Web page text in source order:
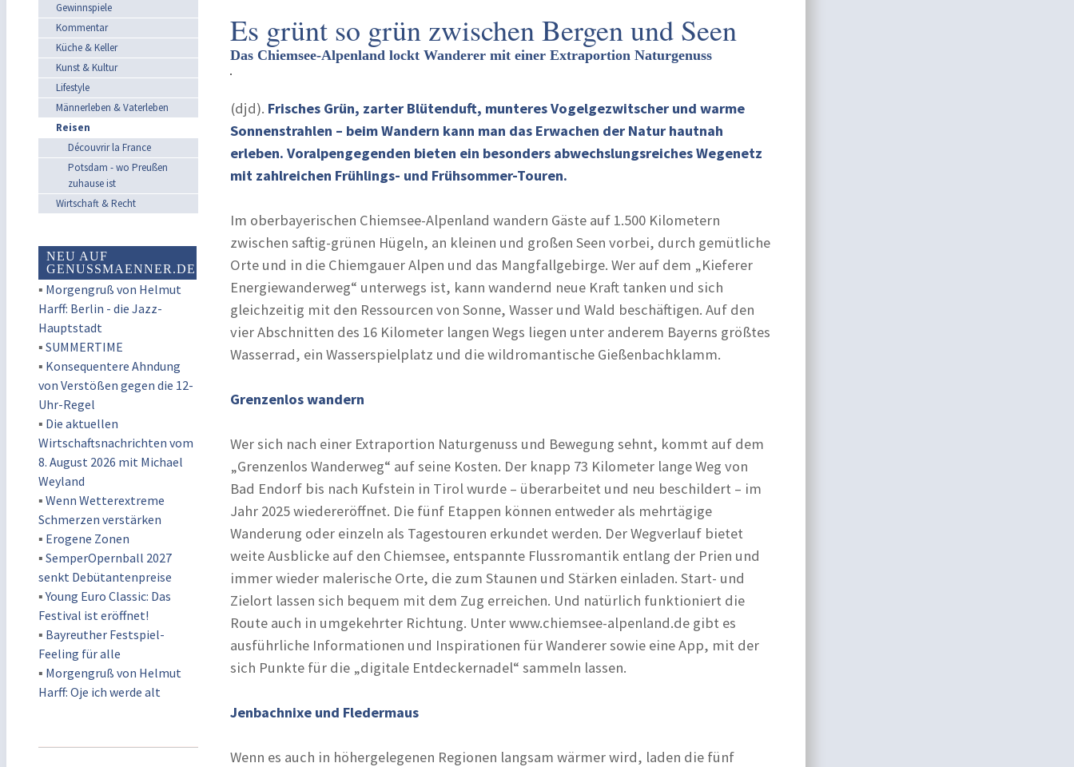
Gewinnspiele
Kommentar
Küche & Keller
Kunst & Kultur
Lifestyle
Männerleben & Vaterleben
Reisen
Découvrir la France
Potsdam - wo Preußen
zuhause ist
Wirtschaft & Recht
NEU AUF
GENUSSMAENNER.DE
▪ Morgengruß von Helmut
Harff: Berlin - die Jazz-
Hauptstadt
▪ SUMMERTIME
▪ Konsequentere Ahndung
von Verstößen gegen die 12-
Uhr-Regel
▪ Die aktuellen
Wirtschaftsnachrichten vom
8. August 2026 mit Michael
Weyland
▪ Wenn Wetterextreme
Schmerzen verstärken
▪ Erogene Zonen
▪ SemperOpernball 2027
senkt Debütantenpreise
▪Young Euro Classic: Das
Festival ist eröffnet!
▪ Bayreuther Festspiel-
Feeling für alle
▪ Morgengruß von Helmut
Harff: Oje ich werde alt
Es grünt so grün zwischen Bergen und Seen
Das Chiemsee-Alpenland lockt Wanderer mit einer Extraportion Naturgenuss
(djd). Frisches Grün, zarter Blütenduft, munteres Vogelgezwitscher und warme
Sonnenstrahlen – beim Wandern kann man das Erwachen der Natur hautnah
erleben. Voralpengegenden bieten ein besonders abwechslungsreiches Wegenetz
mit zahlreichen Frühlings- und Frühsommer-Touren.
Im oberbayerischen Chiemsee-Alpenland wandern Gäste auf 1.500 Kilometern
zwischen saftig-grünen Hügeln, an kleinen und großen Seen vorbei, durch gemütliche
Orte und in die Chiemgauer Alpen und das Mangfallgebirge. Wer auf dem „Kieferer
Energiewanderweg“ unterwegs ist, kann wandernd neue Kraft tanken und sich
gleichzeitig mit den Ressourcen von Sonne, Wasser und Wald beschäftigen. Auf den
vier Abschnitten des 16 Kilometer langen Wegs liegen unter anderem Bayerns größtes
Wasserrad, ein Wasserspielplatz und die wildromantische Gießenbachklamm.
Grenzenlos wandern
Wer sich nach einer Extraportion Naturgenuss und Bewegung sehnt, kommt auf dem
„Grenzenlos Wanderweg“ auf seine Kosten. Der knapp 73 Kilometer lange Weg von
Bad Endorf bis nach Kufstein in Tirol wurde – überarbeitet und neu beschildert – im
Jahr 2025 wiedereröffnet. Die fünf Etappen können entweder als mehrtägige
Wanderung oder einzeln als Tagestouren erkundet werden. Der Wegverlauf bietet
weite Ausblicke auf den Chiemsee, entspannte Flussromantik entlang der Prien und
immer wieder malerische Orte, die zum Staunen und Stärken einladen. Start- und
Zielort lassen sich bequem mit dem Zug erreichen. Und natürlich funktioniert die
Route auch in umgekehrter Richtung. Unter www.chiemsee-alpenland.de gibt es
ausführliche Informationen und Inspirationen für Wanderer sowie eine App, mit der
sich Punkte für die „digitale Entdeckernadel“ sammeln lassen.
Jenbachnixe und Fledermaus
Wenn es auch in höhergelegenen Regionen langsam wärmer wird, laden die fünf